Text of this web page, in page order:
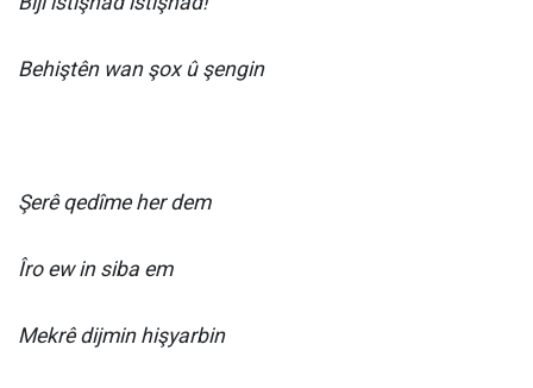
Behiştên wan şox û şengin
Şerê qedîme her dem
Îro ew in siba em
Mekrê dijmin hişyarbin